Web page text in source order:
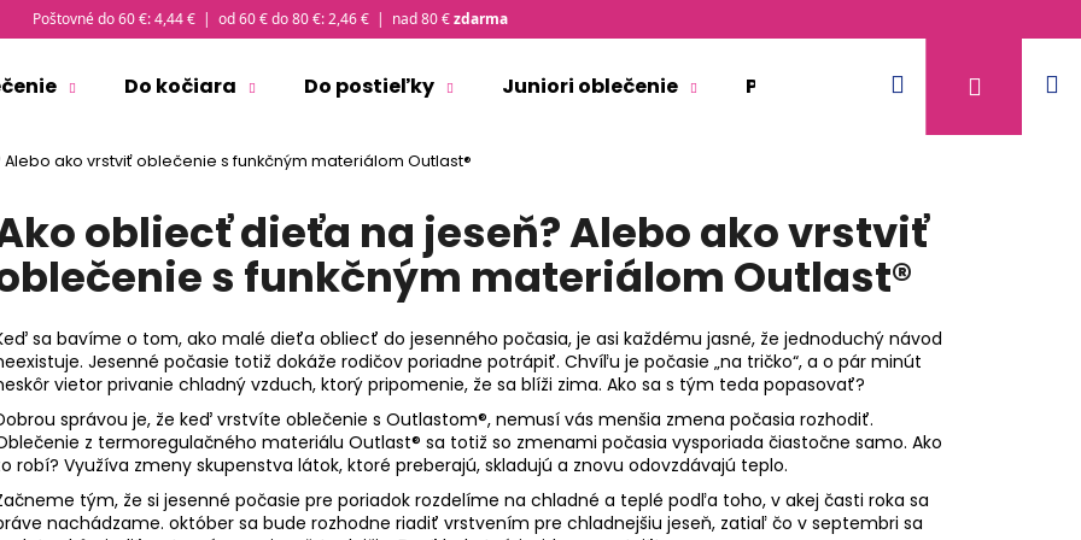
Poštovné do 60 €: 4,44 € | od 60 € do 80 €: 2,46 € | nad 80 €zdarma
Do kočiara Do postieľky Juniori oblečenie Pre dospelých Doplnkový
Hľadať
ako vrstviť oblečenie s funkčným materiálom Outlast®
obliecť dieťa na jeseň? Alebo ako vrstviť
s funkčným materiálom Outlast®
sa bavíme o tom, ako malé dieťa obliecť do jesenného počasia, je asi každému jasné, že jednoduchý návod
Jesenné počasie totiž dokáže rodičov poriadne potrápiť. Chvíľu je počasie „na tričko“, a o pár minút
vietor privanie chladný vzduch, ktorý pripomenie, že sa blíži zima. Ako sa s tým teda popasovať?
správou je, že keď vrstvíte oblečenie s Outlastom®, nemusí vás menšia zmena počasia rozhodiť.
z termoregulačného materiálu Outlast® sa totiž so zmenami počasia vysporiada čiastočne samo. Ako
robí? Využíva zmeny skupenstva látok, ktoré preberajú, skladujú a znovu odovzdávajú teplo.
tým, že si jesenné počasie pre poriadok rozdelíme na chladné a teplé podľa toho, v akej časti roka sa
nachádzame. október sa bude rozhodne riadiť vrstvením pre chladnejšiu jeseň, zatiaľ čo v septembri sa
HĽADAŤ
Odporúčame
TENKÁ PLOCHÝ ŠEV OUTLAST® - TRIČKO PÁNSKE KR TENKÉ VÝSTRIH U